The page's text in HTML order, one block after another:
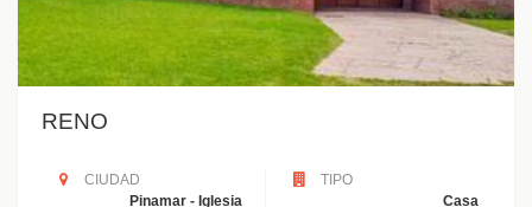
RENO
CIUDAD
Pinamar - Iglesia
TIPO
Casa